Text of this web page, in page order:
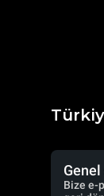
Bize e-